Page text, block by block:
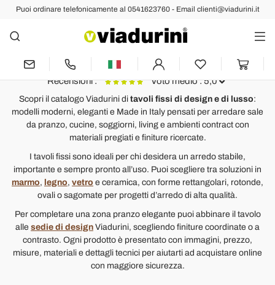
Puoi ordinare telefonicamente al 0541623760 - Email clienti@viadurini.it
Tavoli di Design per Sala da
Pranzo e Soggiorno
Recensioni : Voto medio : 5,0
Tavolo da Pranzo Moderno in Vetro Extrachiaro o Fumè Made in
Scopri il catalogo Viadurini di tavoli fissi di design e di lusso:
modelli moderni, eleganti e Made in Italy pensati per arredare sale
da pranzo, cucine, soggiorni, living e ambienti contract con
materiali pregiati e finiture ricercate.
I tavoli fissi sono ideali per chi desidera un arredo stabile,
importante e sempre pronto all’uso. Puoi scegliere tra soluzioni in
marmo, legno, vetro e ceramica, con forme rettangolari, rotonde,
ovali o sagomate per progetti d’arredo di alta qualità.
Per completare una zona pranzo elegante puoi abbinare il tavolo
alle sedie di design Viadurini, scegliendo finiture coordinate o a
contrasto. Ogni prodotto è presentato con immagini, prezzo,
misure, materiali e dettagli tecnici per aiutarti ad acquistare online
con maggiore sicurezza.